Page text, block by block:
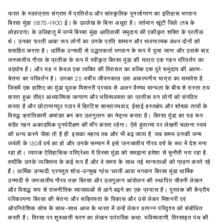
भारत के स्वतंत्रता संग्राम में प्रतिरोध और सांस्कृतिक पुनर्जागरण का इतिहास भगवान
बिरसा मुंडा (1875-1900 ई.) के उल्लेख के बिना अधूरा है। वर्तमान खूंटी जिले (तब के
लोहरदगा) के उलिहातु में जन्मे बिरसा मुंडा आदिवासी समुदाय की एकीकृत शक्ति के प्रतीक
थे। उनका 'घरती आबा' रूप लोगों का उनके प्रति सम्मान और भावनात्मक बंधन दोनों को
समाहित करता है। धार्मिक उन्मादी से उद्धारकर्ता भगवान के रूप में पूजा जाना और उसके बाद
जनजातीय गौरव के प्रतीक के रूप में स्वीकृत बिरसा मुंडा की यात्रा एक गहन परिवर्तन का
उद्घोष है। और यह न केवल एक व्यक्ति की विरासत का बल्कि एक पूरे समुदाय की आत्म-
चेतना का परिवर्तन है। उनका 25 वर्षीय जीवनकाल उस अकल्पनीय यात्रा का समावेश है,
जिसमें एक हाशिए का मुंडा युवक मिशनरी प्रभाव से अलग वैष्णव मान्यता के बीच से रास्ता तय
करता हुआ तीव्र आध्यात्मिक जागरण और भविष्यवक्ता का प्रतीक वन लोगों को संगठित
करता है और छोटानागपुर पठार में ब्रिटिश साम्राज्यवाद, ईसाई हस्तक्षेप और शोषक तत्वों के
विरुद्ध क्रांतिकारी कमांडर बन कर उलगुलान का नेतृत्व करता है। बिरसा मुंडा का यह रूप
सदैव गहन अकादमिक पुनर्परीक्षण की माँग करता रहेगा। ऐसे हुतात्मा पर लेखनी चलाना स्वयं
को धन्य करने जैसा तो है ही, इसका महत्व तब और भी बढ़ जाता है, जब समय उनकी जन्म
जयंती के 150वें वर्ष का हो और उनके सम्मान में इसे 'जनजातीय गौरव वर्ष' के रूप में देश मना
रहा हो। व्यापक ऐतिहासिक परिप्रेक्ष्य में विरसा मुंडा को समझना हमेशा से चुनौती भरा रहा है,
क्योंकि उनके व्यक्तित्व के कई रूप हैं और वे समय के साथ नई मान्यताओं को ग्रहण करते रहे
हैं। धार्मिक उन्मादी, प्रस्तुत शोध-उन्मुख ग्रंथ 'धरती आवा भगवान बिरसा मुंडा धार्मिक
उन्मादी से जनजातीय गौरव तक' बिरसा और उलगुलान आंदोलन की स्थापित जीवनी लेखन
और विशद्ध रूप से राजनीतिक व्याख्याओं से आगे बढ़ने का एक प्रयास है। पुस्तक की केंद्रीय
परिकल्पना बिरसा की चेतना और सक्रियता के विकास और उसे लेकर मिशनरी एवं
औपनिवेशिक सोच के साथ-साथ आज के भारत में उन्हें लेकर उत्पन्न परिदृश्य को संबोधित
करती है। विरसा पर शुरुआती चरण का लेखन पारंपरिक कथा, भविष्यवाणी, विरसाइत पंथ की